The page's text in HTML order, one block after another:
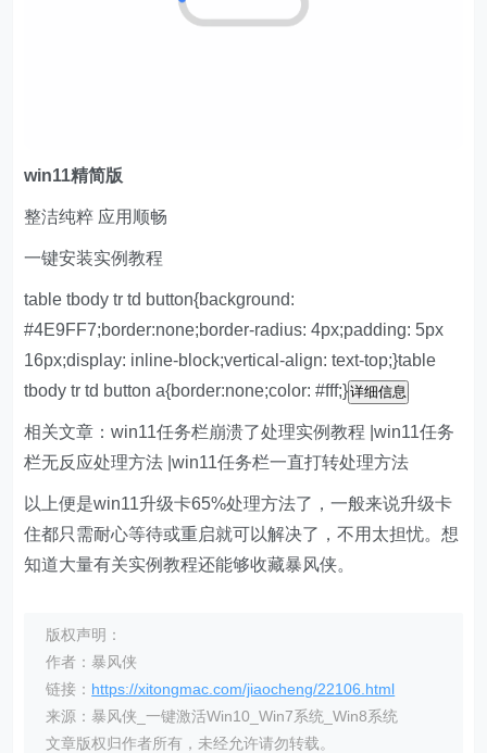
win11精简版
整洁纯粹 应用顺畅
一键安装实例教程
table tbody tr td button{background:
#4E9FF7;border:none;border-radius: 4px;padding: 5px
16px;display: inline-block;vertical-align: text-top;}table
tbody tr td button a{border:none;color: #fff;}详细信息
相关文章：win11任务栏崩溃了处理实例教程 |win11任务
栏无反应处理方法 |win11任务栏一直打转处理方法
以上便是win11升级卡65%处理方法了，一般来说升级卡
住都只需耐心等待或重启就可以解决了，不用太担忧。想
知道大量有关实例教程还能够收藏暴风侠。
版权声明：
作者：暴风侠
链接： https://xitongmac.com/jiaocheng/22106.html
来源：暴风侠_一键激活Win10_Win7系统_Win8系统
文章版权归作者所有，未经允许请勿转载。